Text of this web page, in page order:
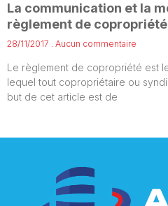
La communication et la
règlement de copropriété
28/11/2017 Aucun commentaire
Le règlement de copropriété est
lequel tout copropriétaire ou
but de cet article est de